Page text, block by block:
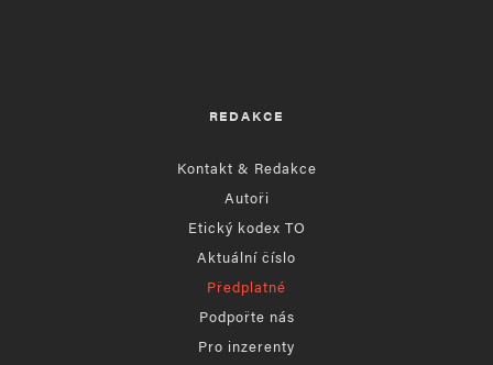
REDAKCE
Kontakt & Redakce
Autoři
Etický kodex TO
Aktuální číslo
Předplatné
Podpořte nás
Pro inzerenty